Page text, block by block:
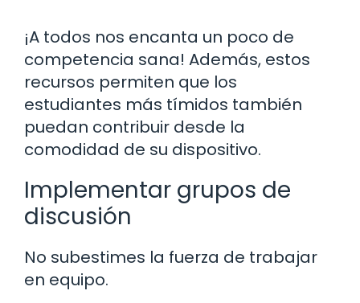
¡A todos nos encanta un poco de
competencia sana! Además, estos
recursos permiten que los
estudiantes más tímidos también
puedan contribuir desde la
comodidad de su dispositivo.
Implementar grupos de
discusión
No subestimes la fuerza de trabajar
en equipo.